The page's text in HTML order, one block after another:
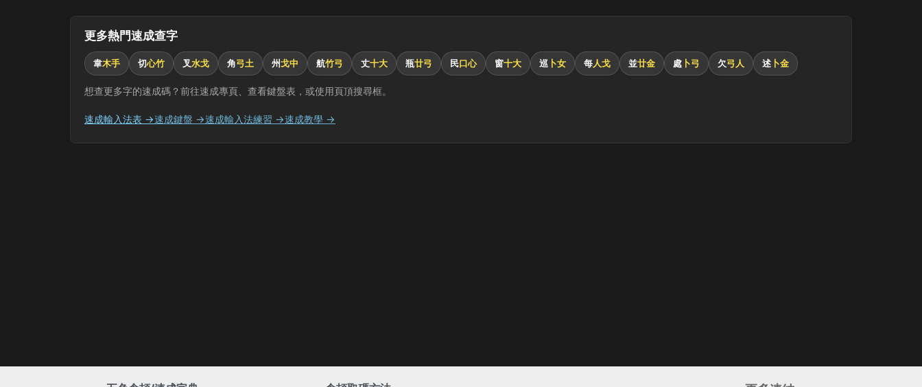
更多熱門速成查字
韋木手 切心竹 叉水戈 角弓土 州戈中 航竹弓 丈十大 瓶廿弓 民口心 窗十大 巡 卜女 每人戈 並廿金 處 卜弓 欠弓人 述 卜金
想查更多字的速成碼？前往速成專頁、查看鍵盤表，或使用頁頂搜尋框。
速成輸入法表 →速成鍵盤 →速成輸入法練習 →速成教學 →